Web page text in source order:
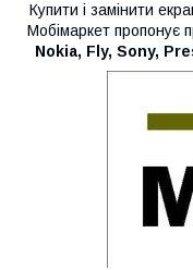
Купити і замінити
Мобімаркет пропонує
Nokia, Fly, Sony,